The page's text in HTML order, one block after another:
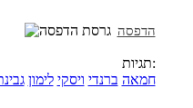
הדפסה
תגיות:
חמאה ברנדי ויסקי לימון